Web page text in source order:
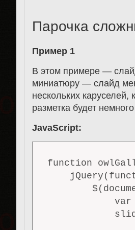
Парочка
Пример 1
В этом примере —
миниатюру — слайд
нескольких
разметка будет
JavaScript:
function
var